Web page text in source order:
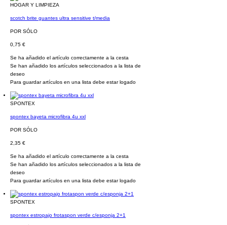
HOGAR Y LIMPIEZA
scotch brite guantes ultra sensitive t/media
POR SÓLO
0,75 €
Se ha añadido el artículo correctamente a la cesta
Se han añadido los artículos seleccionados a la lista de
deseo
Para guardar artículos en una lista debe estar logado
SPONTEX
spontex bayeta microfibra 4u xxl
POR SÓLO
2,35 €
Se ha añadido el artículo correctamente a la cesta
Se han añadido los artículos seleccionados a la lista de
deseo
Para guardar artículos en una lista debe estar logado
SPONTEX
spontex estropajo frotaspon verde c/esponja 2+1